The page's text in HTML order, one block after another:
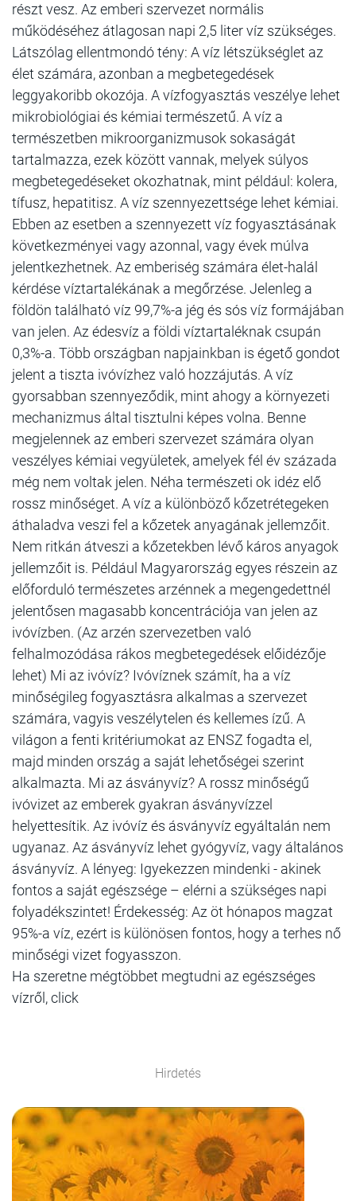
részt vesz. Az emberi szervezet normális
működéséhez átlagosan napi 2,5 liter víz szükséges.
Látszólag ellentmondó tény: A víz létszükséglet az
élet számára, azonban a megbetegedések
leggyakoribb okozója. A vízfogyasztás veszélye lehet
mikrobiológiai és kémiai természetű. A víz a
természetben mikroorganizmusok sokaságát
tartalmazza, ezek között vannak, melyek súlyos
megbetegedéseket okozhatnak, mint például: kolera,
tífusz, hepatitisz. A víz szennyezettsége lehet kémiai.
Ebben az esetben a szennyezett víz fogyasztásának
következményei vagy azonnal, vagy évek múlva
jelentkezhetnek. Az emberiség számára élet-halál
kérdése víztartalékának a megőrzése. Jelenleg a
földön található víz 99,7%-a jég és sós víz formájában
van jelen. Az édesvíz a földi víztartaléknak csupán
0,3%-a. Több országban napjainkban is égető gondot
jelent a tiszta ivóvízhez való hozzájutás. A víz
gyorsabban szennyeződik, mint ahogy a környezeti
mechanizmus által tisztulni képes volna. Benne
megjelennek az emberi szervezet számára olyan
veszélyes kémiai vegyületek, amelyek fél év százada
még nem voltak jelen. Néha természeti ok idéz elő
rossz minőséget. A víz a különböző kőzetrétegeken
áthaladva veszi fel a kőzetek anyagának jellemzőit.
Nem ritkán átveszi a kőzetekben lévő káros anyagok
jellemzőit is. Például Magyarország egyes részein az
előforduló természetes arzénnek a megengedettnél
jelentősen magasabb koncentrációja van jelen az
ivóvízben. (Az arzén szervezetben való
felhalmozódása rákos megbetegedések előidézője
lehet) Mi az ivóvíz? Ivóvíznek számít, ha a víz
minőségileg fogyasztásra alkalmas a szervezet
számára, vagyis veszélytelen és kellemes ízű. A
világon a fenti kritériumokat az ENSZ fogadta el,
majd minden ország a saját lehetőségei szerint
alkalmazta. Mi az ásványvíz? A rossz minőségű
ivóvizet az emberek gyakran ásványvízzel
helyettesítik. Az ivóvíz és ásványvíz egyáltalán nem
ugyanaz. Az ásványvíz lehet gyógyvíz, vagy általános
ásványvíz. A lényeg: Igyekezzen mindenki - akinek
fontos a saját egészsége – elérni a szükséges napi
folyadékszintet! Érdekesség: Az öt hónapos magzat
95%-a víz, ezért is különösen fontos, hogy a terhes nő
minőségi vizet fogyasszon.
Ha szeretne mégtöbbet megtudni az egészséges
vízről, click
Hirdetés